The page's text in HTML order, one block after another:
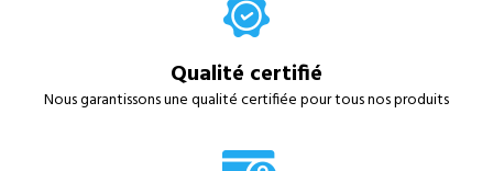
Qualité certifié
Nous garantissons une qualité certifiée pour tous nos produits